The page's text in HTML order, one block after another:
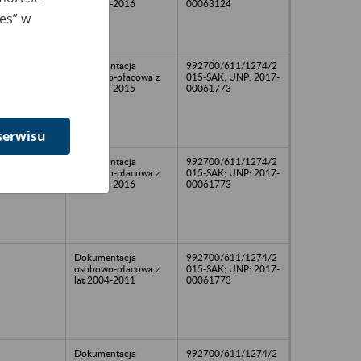
lat 1991-2016
00063124
Dokumentacja
osobowo-płacowa z
lat 1990-2015
992700/611/1274/2
015-SAK; UNP: 2017-
00061773
Dokumentacja
osobowo-płacowa z
lat 1967-2016
992700/611/1274/2
015-SAK; UNP: 2017-
00061773
Dokumentacja
osobowo-płacowa z
lat 2004-2011
992700/611/1274/2
015-SAK; UNP: 2017-
00061773
Dokumentacja
992700/611/1274/2
w